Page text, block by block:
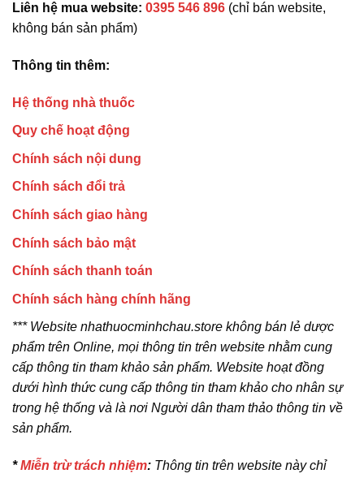
Liên hệ mua website: 0395 546 896 (chỉ bán website,
không bán sản phẩm)
Thông tin thêm:
Hệ thống nhà thuốc
Quy chế hoạt động
Chính sách nội dung
Chính sách đổi trả
Chính sách giao hàng
Chính sách bảo mật
Chính sách thanh toán
Chính sách hàng chính hãng
*** Website nhathuocminhchau.store không bán lẻ dược
phẩm trên Online, mọi thông tin trên website nhằm cung
cấp thông tin tham khảo sản phẩm. Website hoạt đồng
dưới hình thức cung cấp thông tin tham khảo cho nhân sự
trong hệ thống và là nơi Người dân tham thảo thông tin về
sản phẩm.
*Miễn trừ trách nhiệm: Thông tin trên website này chỉ